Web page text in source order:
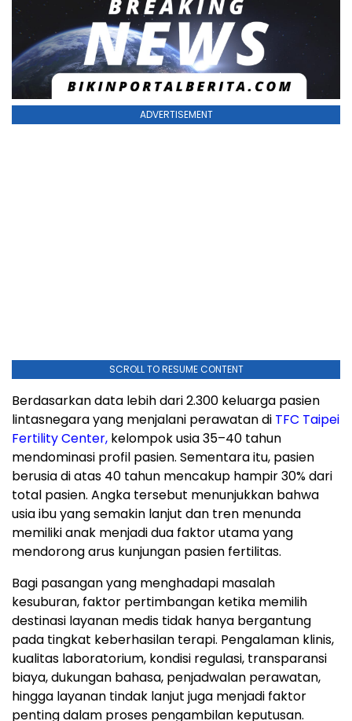
ADVERTISEMENT
SCROLL TO RESUME CONTENT
Berdasarkan data lebih dari 2.300 keluarga pasien
lintasnegara yang menjalani perawatan di TFC Taipei
Fertility Center, kelompok usia 35–40 tahun
mendominasi profil pasien. Sementara itu, pasien
berusia di atas 40 tahun mencakup hampir 30% dari
total pasien. Angka tersebut menunjukkan bahwa
usia ibu yang semakin lanjut dan tren menunda
memiliki anak menjadi dua faktor utama yang
mendorong arus kunjungan pasien fertilitas.
Bagi pasangan yang menghadapi masalah
kesuburan, faktor pertimbangan ketika memilih
destinasi layanan medis tidak hanya bergantung
pada tingkat keberhasilan terapi. Pengalaman klinis,
kualitas laboratorium, kondisi regulasi, transparansi
biaya, dukungan bahasa, penjadwalan perawatan,
hingga layanan tindak lanjut juga menjadi faktor
penting dalam proses pengambilan keputusan.